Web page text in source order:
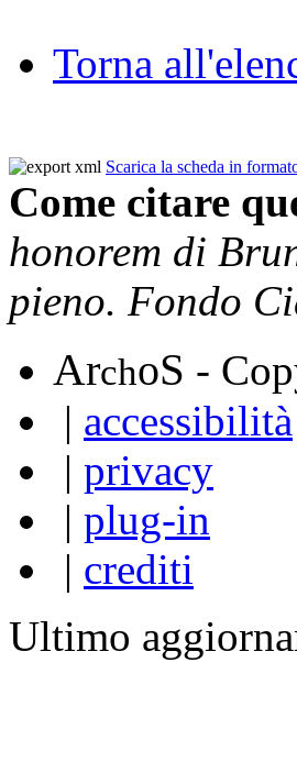
Torna
Scarica la scheda in
Come citare
honorem di
pieno. Fondo
ArchoS -
| accessibilità
| privacy
| plug-in
| crediti
Ultimo